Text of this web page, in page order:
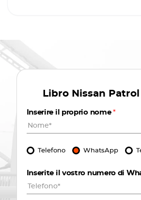
Libro Nissan
Inserire il proprio nome*
Telefono WhatsApp
Inserite il vostro numero di